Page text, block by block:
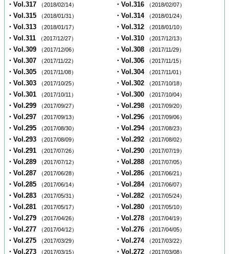
・Vol.317 （2018/02/14） ・Vol.316 （2018/02/07）
・Vol.315 （2018/01/31） ・Vol.314 （2018/01/24）
・Vol.313 （2018/01/17） ・Vol.312 （2018/01/10）
・Vol.311 （2017/12/27） ・Vol.310 （2017/12/13）
・Vol.309 （2017/12/06） ・Vol.308 （2017/11/29）
・Vol.307 （2017/11/22） ・Vol.306 （2017/11/15）
・Vol.305 （2017/11/08） ・Vol.304 （2017/11/01）
・Vol.303 （2017/10/25） ・Vol.302 （2017/10/18）
・Vol.301 （2017/10/11） ・Vol.300 （2017/10/04）
・Vol.299 （2017/09/27） ・Vol.298 （2017/09/20）
・Vol.297 （2017/09/13） ・Vol.296 （2017/09/06）
・Vol.295 （2017/08/30） ・Vol.294 （2017/08/23）
・Vol.293 （2017/08/09） ・Vol.292 （2017/08/02）
・Vol.291 （2017/07/26） ・Vol.290 （2017/07/19）
・Vol.289 （2017/07/12） ・Vol.288 （2017/07/05）
・Vol.287 （2017/06/28） ・Vol.286 （2017/06/21）
・Vol.285 （2017/06/14） ・Vol.284 （2017/06/07）
・Vol.283 （2017/05/31） ・Vol.282 （2017/05/24）
・Vol.281 （2017/05/17） ・Vol.280 （2017/05/10）
・Vol.279 （2017/04/26） ・Vol.278 （2017/04/19）
・Vol.277 （2017/04/12） ・Vol.276 （2017/04/05）
・Vol.275 （2017/03/29） ・Vol.274 （2017/03/22）
・Vol.273 （2017/03/15） ・Vol.272 （2017/03/08）